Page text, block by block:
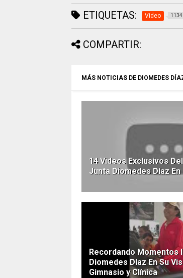
ETIQUETAS: Video 1134
COMPARTIR:
MÁS NOTICIAS DE DIOMEDES
14 Videos Exclusivos
Junta Diomedes Díaz
Recordando Momentos
Diomedes Díaz En Su
Gimnasio y Clínica